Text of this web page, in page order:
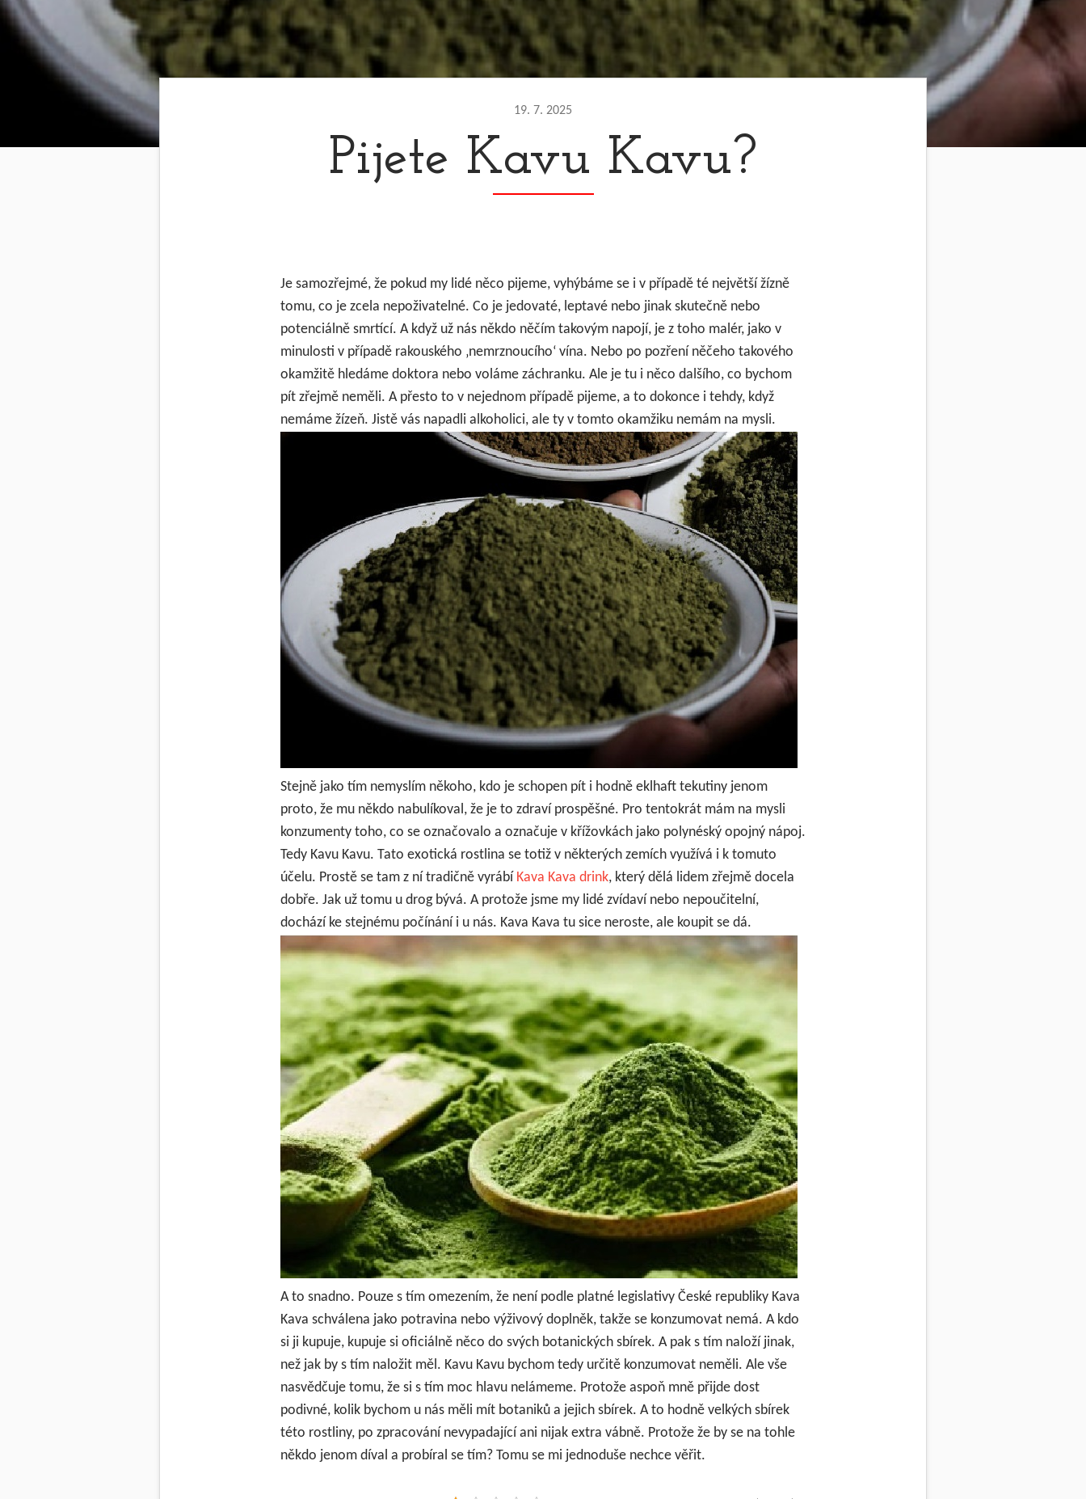
19. 7. 2025
Pijete Kavu Kavu?
Je samozřejmé, že pokud my lidé něco pijeme, vyhýbáme se i v případě té největší žízně
tomu, co je zcela nepoživatelné. Co je jedovaté, leptavé nebo jinak skutečně nebo
potenciálně smrtící. A když už nás někdo něčím takovým napojí, je z toho malér, jako v
minulosti v případě rakouského ‚nemrznoucího‘ vína. Nebo po pozření něčeho takového
okamžitě hledáme doktora nebo voláme záchranku. Ale je tu i něco dalšího, co bychom
pít zřejmě neměli. A přesto to v nejednom případě pijeme, a to dokonce i tehdy, když
nemáme žízeň. Jistě vás napadli alkoholici, ale ty v tomto okamžiku nemám na mysli.
Stejně jako tím nemyslím někoho, kdo je schopen pít i hodně eklhaft tekutiny jenom
proto, že mu někdo nabulíkoval, že je to zdraví prospěšné. Pro tentokrát mám na mysli
konzumenty toho, co se označovalo a označuje v křížovkách jako polynéský opojný nápoj.
Tedy Kavu Kavu. Tato exotická rostlina se totiž v některých zemích využívá i k tomuto
účelu. Prostě se tam z ní tradičně vyrábí Kava Kava drink, který dělá lidem zřejmě docela
dobře. Jak už tomu u drog bývá. A protože jsme my lidé zvídaví nebo nepoučitelní,
dochází ke stejnému počínání i u nás. Kava Kava tu sice neroste, ale koupit se dá.
A to snadno. Pouze s tím omezením, že není podle platné legislativy České republiky Kava
Kava schválena jako potravina nebo výživový doplněk, takže se konzumovat nemá. A kdo
si ji kupuje, kupuje si oficiálně něco do svých botanických sbírek. A pak s tím naloží jinak,
než jak by s tím naložit měl. Kavu Kavu bychom tedy určitě konzumovat neměli. Ale vše
nasvědčuje tomu, že si s tím moc hlavu nelámeme. Protože aspoň mně přijde dost
podivné, kolik bychom u nás měli mít botaniků a jejich sbírek. A to hodně velkých sbírek
této rostliny, po zpracování nevypadající ani nijak extra vábně. Protože že by se na tohle
někdo jenom díval a probíral se tím? Tomu se mi jednoduše nechce věřit.